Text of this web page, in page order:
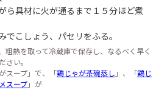
ら具材に火が通るまで１５分ほど煮
でこしょう、パセリをふる。
粗熱を取って冷蔵庫で保存し、なるべく早く
さい。
スープ」で、「鶏じゃが茶碗蒸し 」、「鶏じ
スープ」が